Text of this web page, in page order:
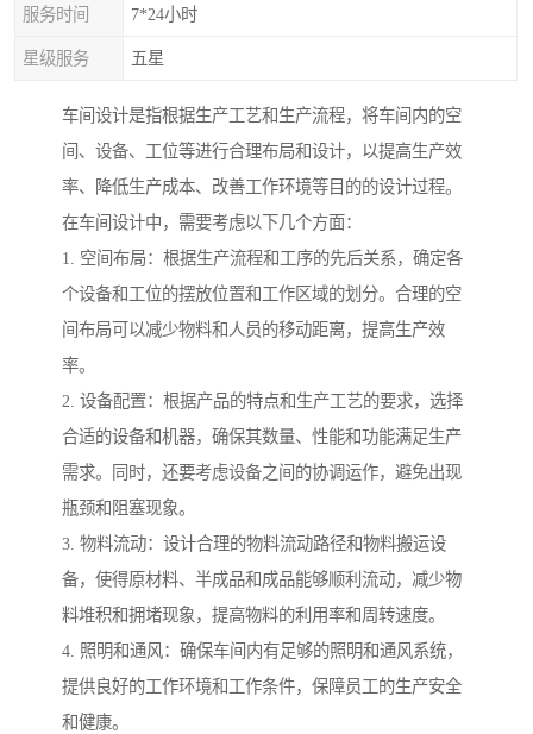
服务时间 7*24小时
星级服务 五星
车间设计是指根据生产工艺和生产流程，将车间内的空
间、设备、工位等进行合理布局和设计，以提高生产效
率、降低生产成本、改善工作环境等目的的设计过程。
在车间设计中，需要考虑以下几个方面：
1. 空间布局：根据生产流程和工序的先后关系，确定各
个设备和工位的摆放位置和工作区域的划分。合理的空
间布局可以减少物料和人员的移动距离，提高生产效
率。
2. 设备配置：根据产品的特点和生产工艺的要求，选择
合适的设备和机器，确保其数量、性能和功能满足生产
需求。同时，还要考虑设备之间的协调运作，避免出现
瓶颈和阻塞现象。
3. 物料流动：设计合理的物料流动路径和物料搬运设
备，使得原材料、半成品和成品能够顺利流动，减少物
料堆积和拥堵现象，提高物料的利用率和周转速度。
4. 照明和通风：确保车间内有足够的照明和通风系统，
提供良好的工作环境和工作条件，保障员工的生产安全
和健康。